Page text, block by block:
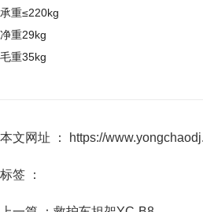
承重≤220kg
净重29kg
毛重35kg
本文网址 ： https://
标签 ：